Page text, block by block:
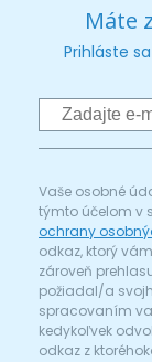
Máte
Prihláste
Vaše osobné
týmto účelom v
ochrany
odkaz, ktorý
zároveň
požiadal/a
spracovaním
kedykoľvek
odkaz z